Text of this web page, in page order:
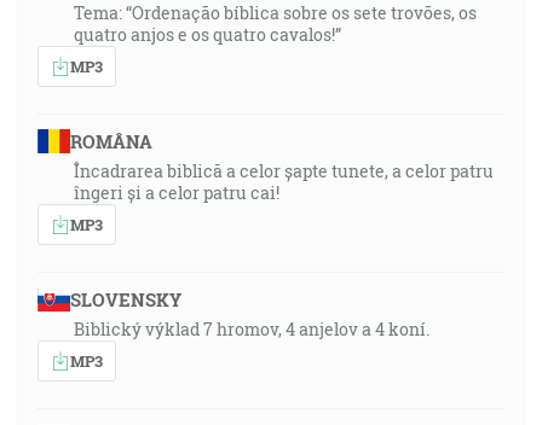
Tema: “Ordenação bíblica sobre os sete trovões, os
quatro anjos e os quatro cavalos!”
MP3
ROMÂNA
Încadrarea biblică a celor șapte tunete, a celor patru
îngeri și a celor patru cai!
MP3
SLOVENSKY
Biblický výklad 7 hromov, 4 anjelov a 4 koní.
MP3